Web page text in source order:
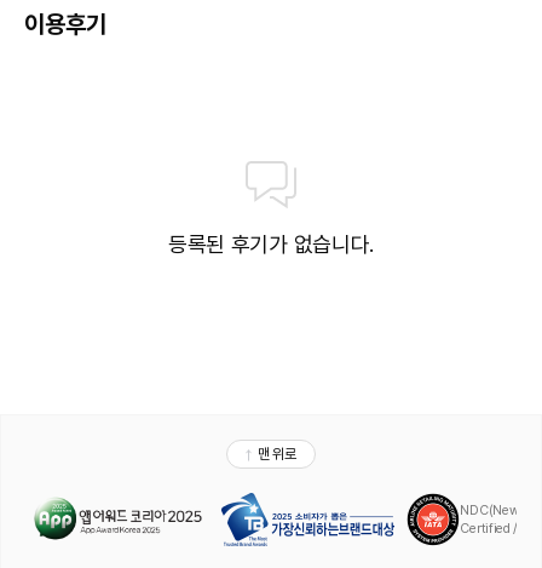
이용후기
등록된 후기가 없습니다.